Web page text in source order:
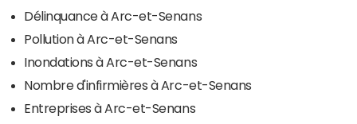
Délinquance à Arc-et-Senans
Pollution à Arc-et-Senans
Inondations à Arc-et-Senans
Nombre d'infirmières à Arc-et-Senans
Entreprises à Arc-et-Senans